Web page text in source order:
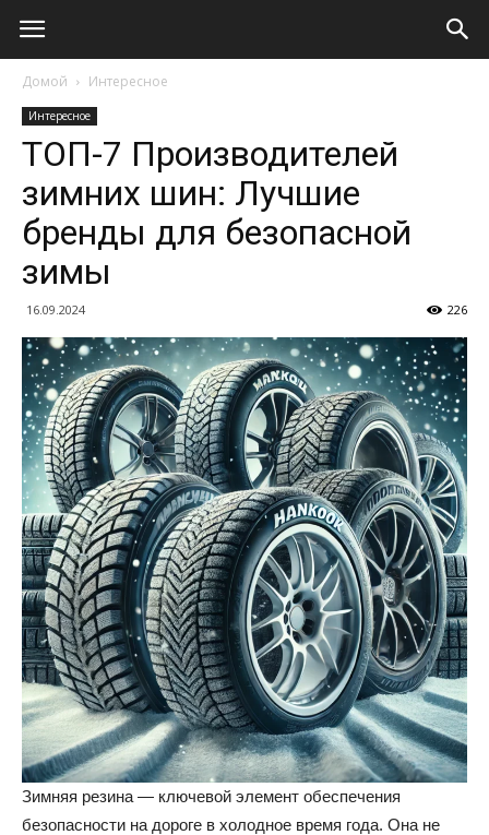
Домой Интересное
Интересное
ТОП-7 Производителей
зимних шин: Лучшие
бренды для безопасной
зимы
16.09.2024 226
Зимняя резина — ключевой элемент обеспечения
безопасности на дороге в холодное время года. Она не